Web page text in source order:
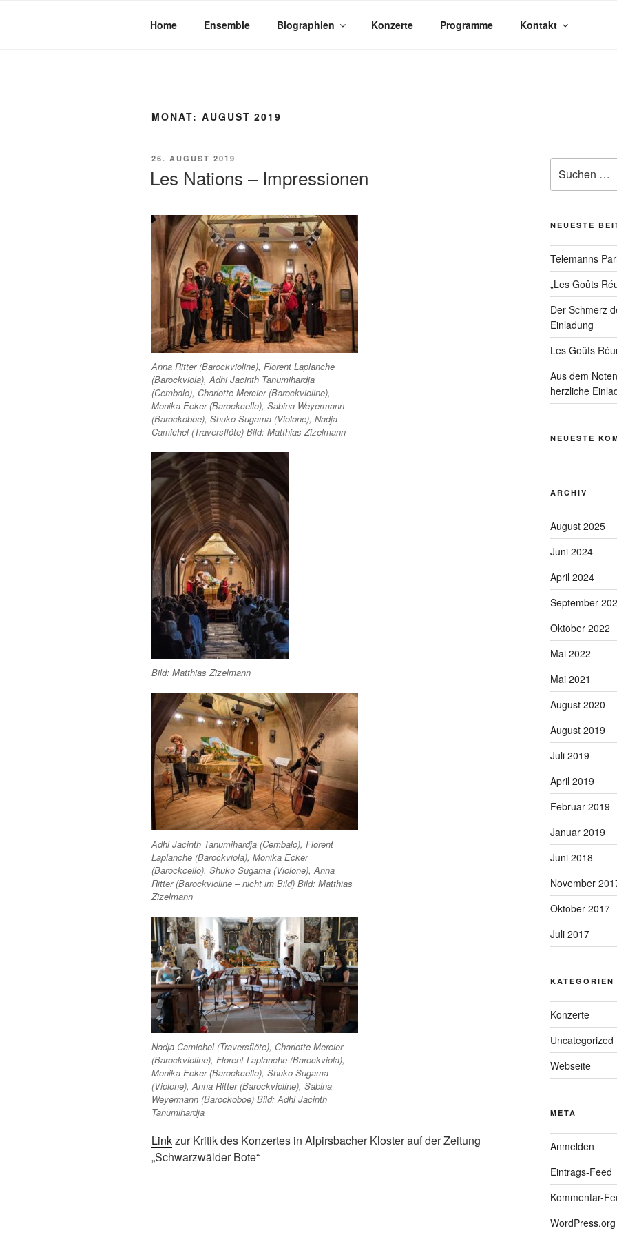
Home Ensemble Biographien Konzerte Programme Kontakt
MONAT: AUGUST 2019
VERÖFFENTLICHT
26. AUGUST 2019
Les Nations – Impressionen
Anna Ritter (Barockvioline), Florent Laplanche
(Barockviola), Adhi Jacinth Tanumihardja
(Cembalo), Charlotte Mercier (Barockvioline),
Monika Ecker (Barockcello), Sabina Weyermann
(Barockoboe), Shuko Sugama (Violone), Nadja
Camichel (Traversflöte) Bild: Matthias Zizelmann
Bild: Matthias Zizelmann
Adhi Jacinth Tanumihardja (Cembalo), Florent
Laplanche (Barockviola), Monika Ecker
(Barockcello), Shuko Sugama (Violone), Anna
Ritter (Barockvioline – nicht im Bild) Bild: Matthias
Zizelmann
Nadja Camichel (Traversflöte), Charlotte Mercier
(Barockvioline), Florent Laplanche (Barockviola),
Monika Ecker (Barockcello), Shuko Sugama
(Violone), Anna Ritter (Barockvioline), Sabina
Weyermann (Barockoboe) Bild: Adhi Jacinth
Tanumihardja
Linkzur Kritik des Konzertes in Alpirsbacher Kloster auf der Zeitung
„Schwarzwälder Bote“
nach:
NEUESTE
Telemanns
„Les Goûts
Der Schmerz
Einladung
Les Goûts
Aus dem
herzliche
NEUESTE
ARCHIV
August 2025
Juni 2024
April 2024
September
Oktober 2022
Mai 2022
Mai 2021
August 2020
August 2019
Juli 2019
April 2019
Februar 2019
Januar 2019
Juni 2018
November
Oktober 2017
Juli 2017
KATEGORIEN
Konzerte
Uncategorized
Webseite
META
Anmelden
Eintrags-Feed
Kommentar-
WordPress.org